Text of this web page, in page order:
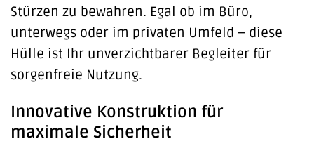
Stürzen zu bewahren. Egal ob im Büro,
unterwegs oder im privaten Umfeld – diese
Hülle ist Ihr unverzichtbarer Begleiter für
sorgenfreie Nutzung.
Innovative Konstruktion für
maximale Sicherheit